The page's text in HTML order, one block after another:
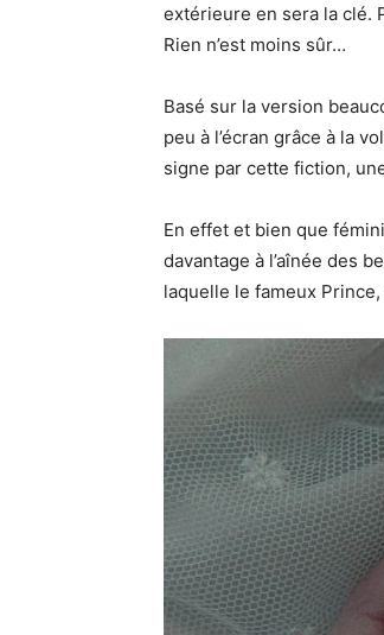
extérieure en sera la clé.
Rien n’est moins sûr…
Basé sur la version
peu à l’écran grâce à la
signe par cette fiction,
En effet et bien que
davantage à l’aînée des
laquelle le fameux